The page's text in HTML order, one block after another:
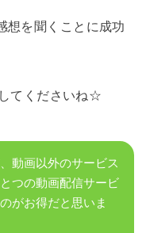
想を聞くことに成功
てくださいね☆
動画以外のサービス
つの動画配信サービ
がお得だと思いま